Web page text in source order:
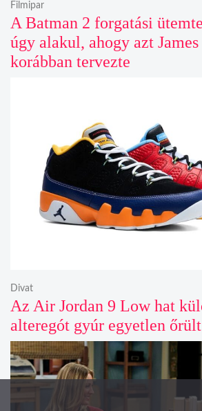
A Batman 2 forgatási
úgy alakul, ahogy azt James
korábban tervezte
Filmipar
Az Air Jordan 9 Low hat
alteregót gyúr egyetlen
Divat